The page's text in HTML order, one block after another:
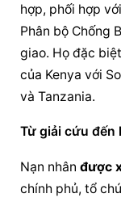
hợp, phối hợp
Phân bộ Chống
giao. Họ đặc
của Kenya với
và Tanzania.
Từ giải cứu đến
Nạn nhân được
chính phủ, tổ